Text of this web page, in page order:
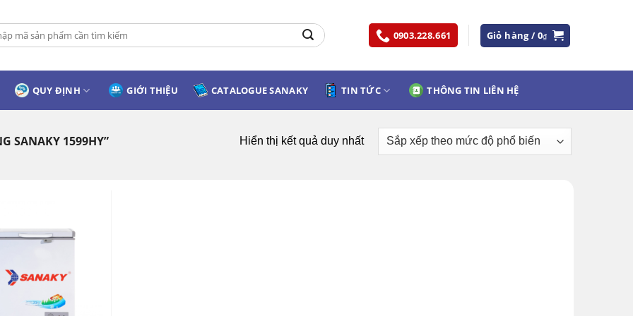
0903.228.661 Giỏ hàng /0₫
QUY ĐỊNH GIỚI THIỆU CATALOGUE SANAKY TIN TỨC THÔNG TIN LIÊN HỆ
SANAKY 1599HY” Hiển thị kết quả duy nhất